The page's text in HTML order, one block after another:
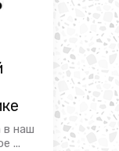
в наш
...